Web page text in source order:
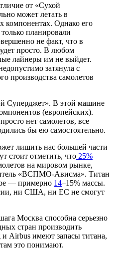
от «Сухой
может летать в
компонентах. Однако его
планировали
не факт, что в
просто. В любом
лайнеры им не выйдет.
затянула с
производства самолетов
Суперджет». В этой машине
(европейских).
нет самолетов, все
бы ею самостоятельно.
лишить нас большей части
стоит отметить, что 25%
на мировом рынке,
«ВСПМО-Ависма». Титан
— примерно 14–15% массы.
ни США, ни ЕС не смогут
Москва способна серьезно
стран производить
Airbus имеют запасы титана,
это понимают.